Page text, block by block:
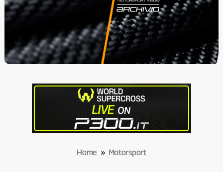
Home » Motorsport